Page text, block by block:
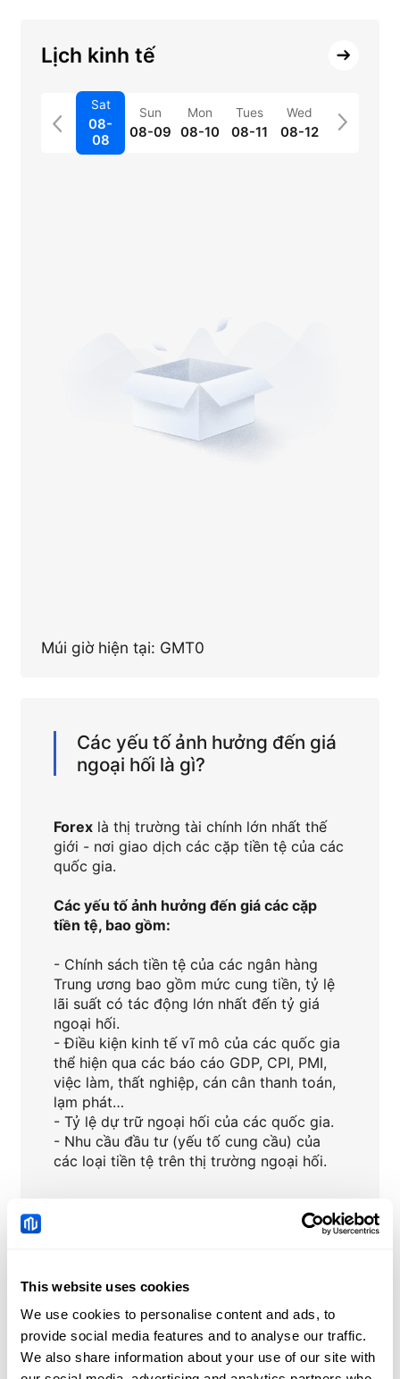
This website uses cookies
We use cookies to personalise content and ads, to
provide social media features and to analyse our traffic.
We also share information about your use of our site with
Lịch kinh tế
Sat
08-
08
Sun
08-09
Mon
08-10
Tues
08-11
Wed
08-12
Múi giờ hiện tại: GMT0
Các yếu tố ảnh hưởng đến giá
ngoại hối là gì?
Forexlà thị trường tài chính lớn nhất thế
giới - nơi giao dịch các cặp tiền tệ của các
quốc gia.
Các yếu tố ảnh hưởng đến giá các cặp
tiền tệ, bao gồm:
- Chính sách tiền tệ của các ngân hàng
Trung ương bao gồm mức cung tiền, tỷ lệ
lãi suất có tác động lớn nhất đến tỷ giá
ngoại hối.
- Điều kiện kinh tế vĩ mô của các quốc gia
thể hiện qua các báo cáo GDP, CPI, PMI,
việc làm, thất nghiệp, cán cân thanh toán,
lạm phát…
- Tỷ lệ dự trữ ngoại hối của các quốc gia.
- Nhu cầu đầu tư (yếu tố cung cầu) của
các loại tiền tệ trên thị trường ngoại hối.
Trung Quốc: Nhu cầu tín
dụng và xu hướng thanh
khoản – DBS
2026-08-08 05:51:24 (GMT+0)